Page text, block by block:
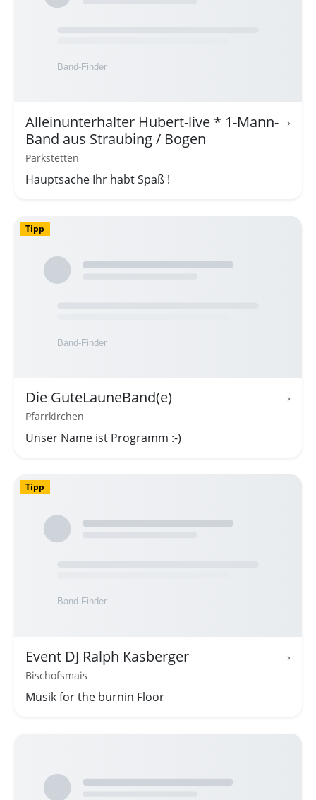
Alleinunterhalter Hubert-live * 1-Mann-
Band aus Straubing / Bogen
›
Parkstetten
Hauptsache Ihr habt Spaß !
Tipp
Die GuteLauneBand(e) ›
Pfarrkirchen
Unser Name ist Programm :-)
Tipp
Event DJ Ralph Kasberger ›
Bischofsmais
Musik for the burnin Floor